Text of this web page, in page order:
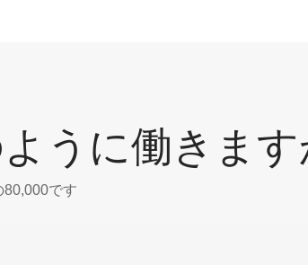
うに働きます
です